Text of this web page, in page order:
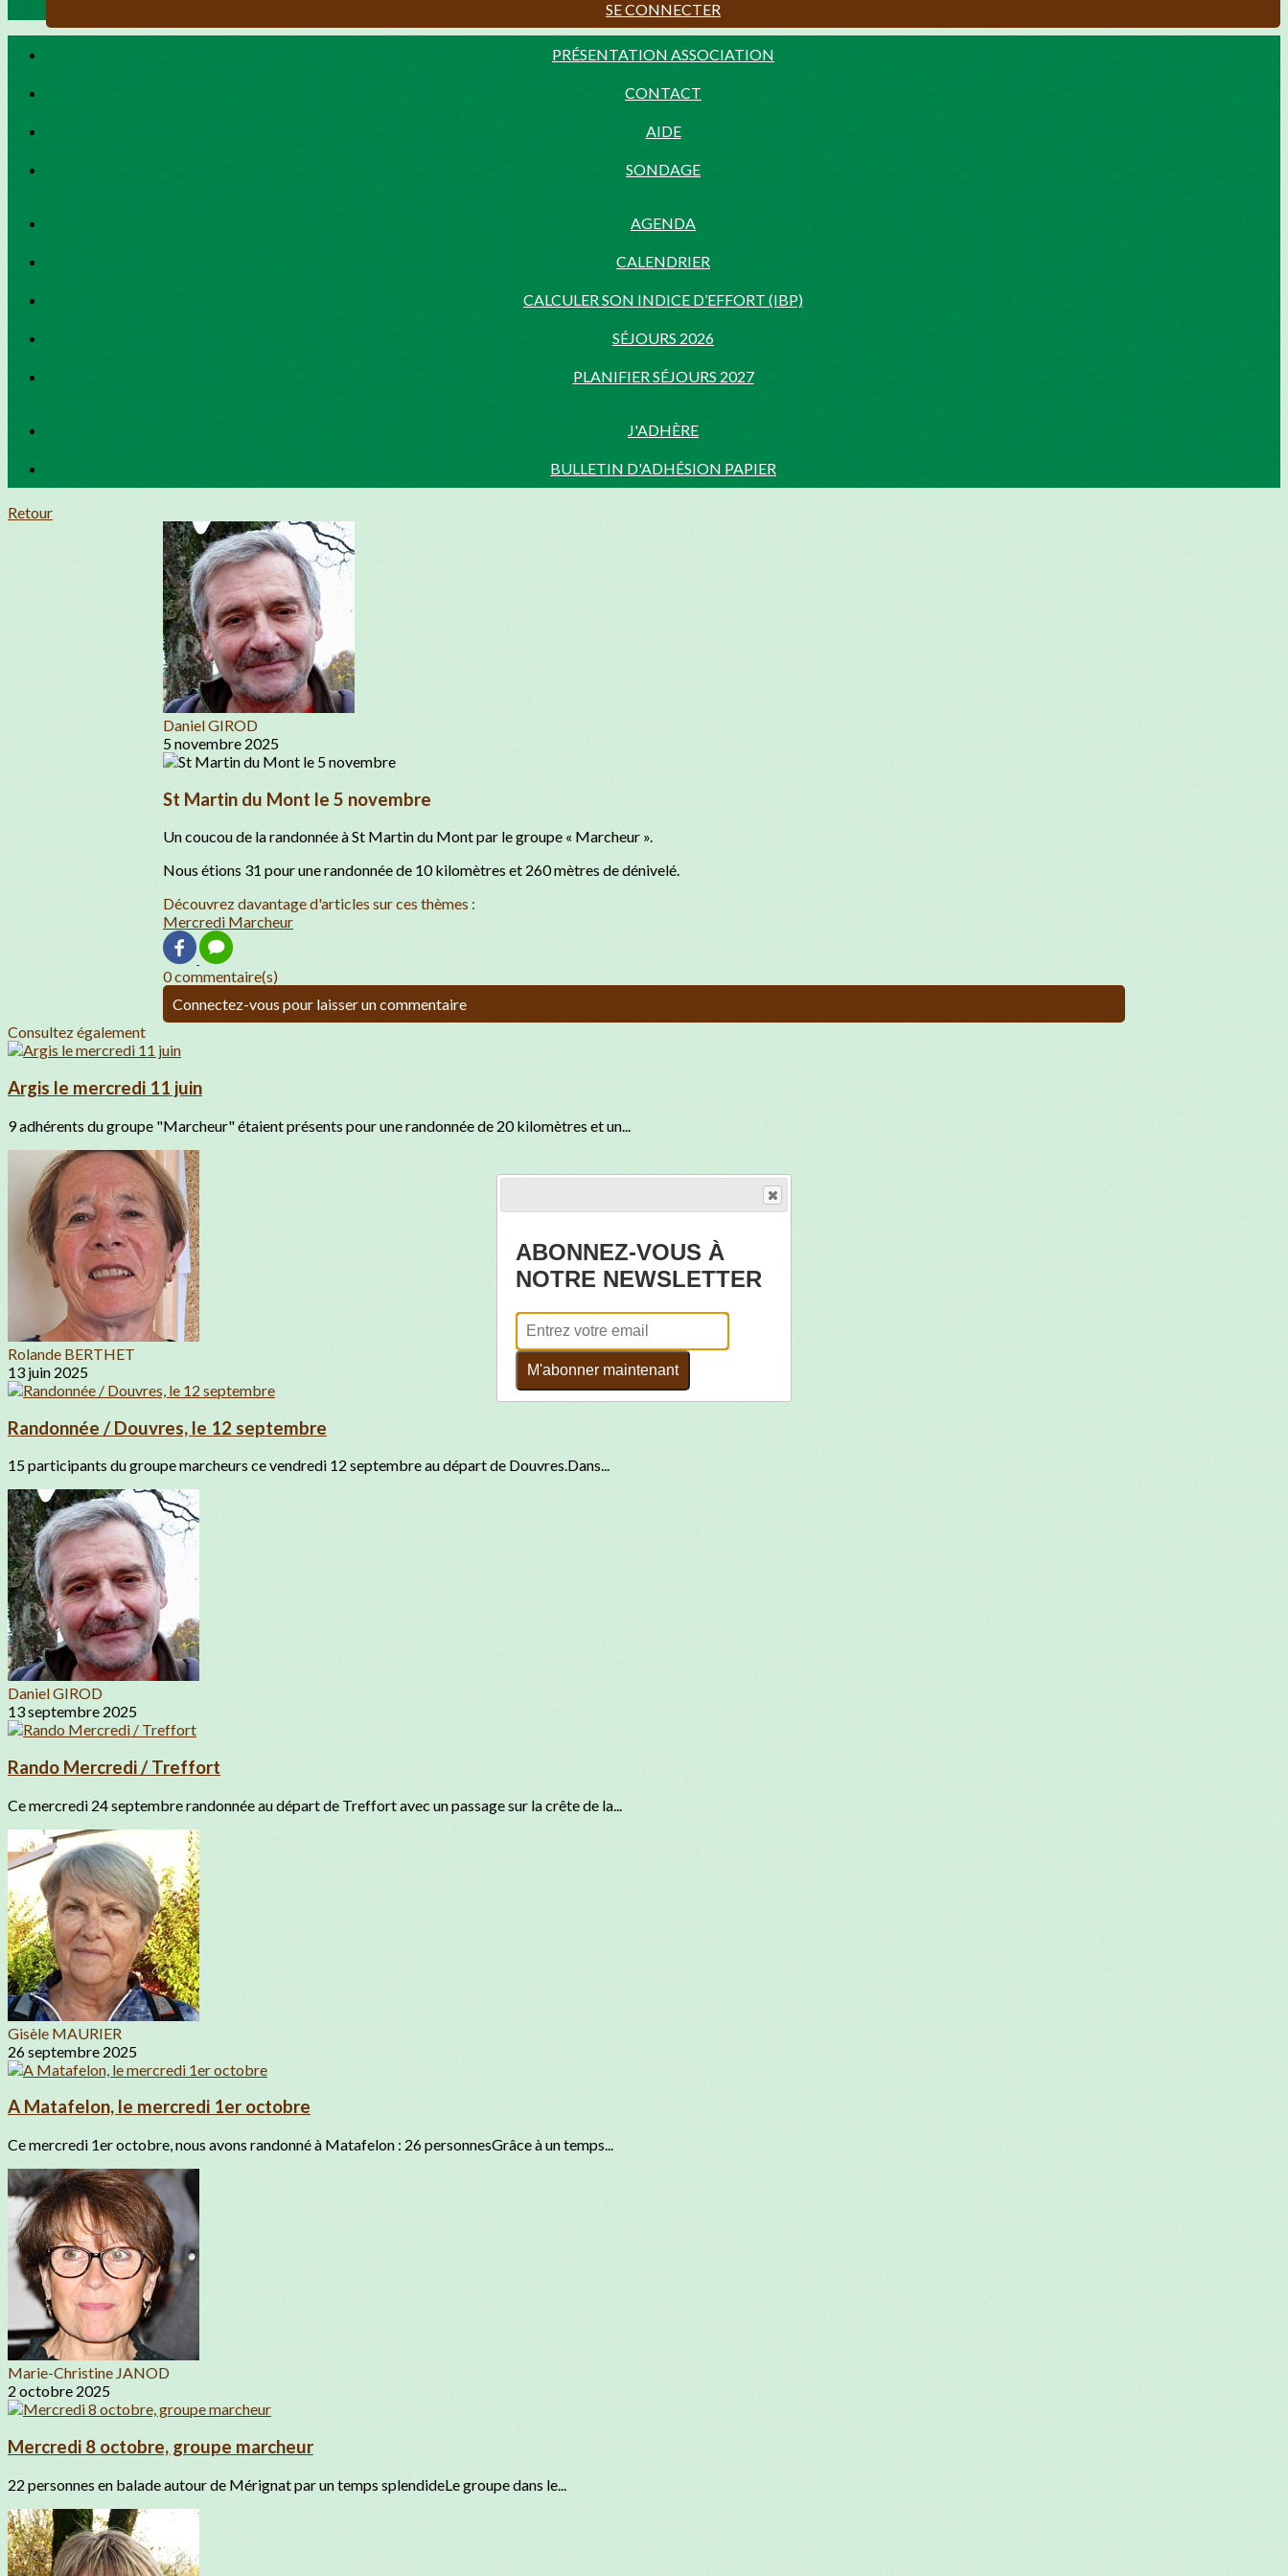
SE CONNECTER
PRÉSENTATION ASSOCIATION
CONTACT
AIDE
SONDAGE
AGENDA
CALENDRIER
CALCULER SON INDICE D’EFFORT (IBP)
SÉJOURS 2026
PLANIFIER SÉJOURS 2027
J'ADHÈRE
BULLETIN D'ADHÉSION PAPIER
Retour
Daniel GIROD
5 novembre 2025
St Martin du Mont le 5 novembre
Un coucou de la randonnée à St Martin du Mont par le groupe « Marcheur ».
Nous étions 31 pour une randonnée de 10 kilomètres et 260 mètres de dénivelé.
Découvrez davantage d'articles sur ces thèmes :
Mercredi Marcheur
0 commentaire(s)
Connectez-vous pour laisser un commentaire
Consultez également
Argis le mercredi 11 juin
9 adhérents du groupe "Marcheur" étaient présents pour une randonnée de 20 kilomètres et un...
Rolande BERTHET
13 juin 2025
Randonnée / Douvres, le 12 septembre
15 participants du groupe marcheurs ce vendredi 12 septembre au départ de Douvres.Dans...
Daniel GIROD
13 septembre 2025
Rando Mercredi / Treffort
Ce mercredi 24 septembre randonnée au départ de Treffort avec un passage sur la crête de la...
Gisèle MAURIER
26 septembre 2025
A Matafelon, le mercredi 1er octobre
Ce mercredi 1er octobre, nous avons randonné à Matafelon : 26 personnesGrâce à un temps...
Marie-Christine JANOD
2 octobre 2025
Mercredi 8 octobre, groupe marcheur
22 personnes en balade autour de Mérignat par un temps splendideLe groupe dans le...
ABONNEZ-VOUS À
NOTRE NEWSLETTER
M'abonner maintenant